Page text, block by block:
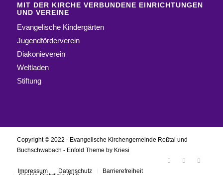
MIT DER KIRCHE VERBUNDENE EINRICHTUNGEN
UND VEREINE
Evangelische Kindergärten
Jugendförderverein
Diakonieverein
Weltladen
Stiftung
Copyright © 2022 - Evangelische Kirchengemeinde Roßtal und
Buchschwabach - Enfold Theme by Kriesi
Impressum Datenschutz Barrierefreiheit